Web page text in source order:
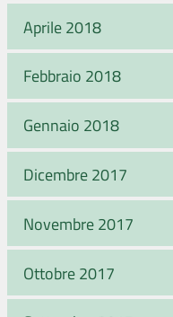
Aprile 2018
Febbraio 2018
Gennaio 2018
Dicembre 2017
Novembre 2017
Ottobre 2017